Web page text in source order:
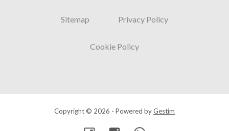
Sitemap Privacy Policy
Cookie Policy
Copyright © 2026 - Powered byGestim